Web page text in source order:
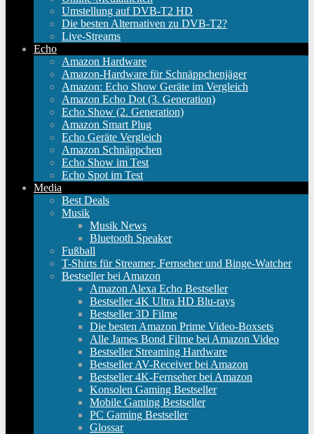
Umstellung auf DVB-T2 HD
Die besten Alternativen zu DVB-T2?
Live-Streams
Echo
Amazon Hardware
Amazon-Hardware für Schnäppchenjäger
Amazon: Echo Show Geräte im Vergleich
Amazon Echo Dot (3. Generation)
Echo Show (2. Generation)
Amazon Smart Plug
Echo Geräte Vergleich
Amazon Schnäppchen
Echo Show im Test
Echo Spot im Test
Media
Best Deals
Musik
Musik News
Bluetooth Speaker
Fußball
T-Shirts für Streamer, Fernseher und Binge-Watcher
Bestseller bei Amazon
Amazon Alexa Echo Bestseller
Bestseller 4K Ultra HD Blu-rays
Bestseller 3D Filme
Die besten Amazon Prime Video-Boxsets
Alle James Bond Filme bei Amazon Video
Bestseller Streaming Hardware
Bestseller AV-Receiver bei Amazon
Bestseller 4K-Fernseher bei Amazon
Konsolen Gaming Bestseller
Mobile Gaming Bestseller
PC Gaming Bestseller
Glossar